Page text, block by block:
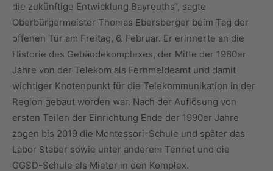
die zukünftige Entwicklung Bayreuths“, sagte
Oberbürgermeister Thomas Ebersberger beim Tag der
offenen Tür am Freitag, 6. Februar. Er erinnerte an die
Historie des Gebäudekomplexes, der Mitte der 1980er
Jahre von der Telekom als Fernmeldeamt und damit
wichtiger Knotenpunkt für die Telekommunikation in der
Region gebaut worden war. Nach der Auflösung von
ersten Teilen der Einrichtung Ende der 1990er Jahre
zogen bis 2019 die Montessori-Schule und später das
Labor Staber sowie unter anderem Tennet und die
GGSD-Schule als Mieter in den Komplex.